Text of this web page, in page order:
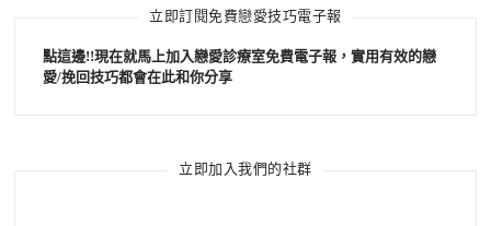
立即訂閱免費戀愛技巧電子報
點這邊!!現在就馬上加入戀愛診療室免費電子報，實用有效的戀
愛/挽回技巧都會在此和你分享
立即加入我們的社群